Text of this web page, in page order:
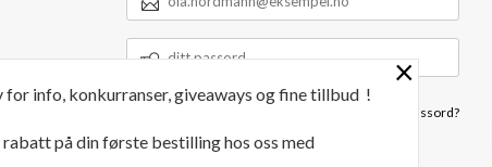
POSTADRESSE
Glemt passord?
×
info, konkurranser, giveaways og fine tillbud !
på din første bestilling hos oss med